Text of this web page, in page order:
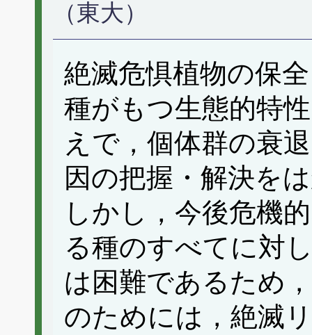
（東大）
絶滅危惧植物の保
種がもつ生態的特
えで，個体群の衰
因の把握・解決を
しかし，今後危機
る種のすべてに対
は困難であるため
のためには，絶滅